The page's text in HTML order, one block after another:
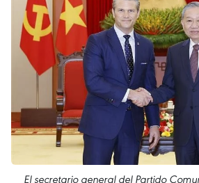
El secretario general del Partido